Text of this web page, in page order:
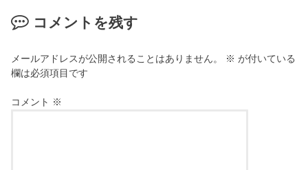
コメントを残す
メールアドレスが公開されることはありません。 ※ が付いている
欄は必須項目です
コメント ※